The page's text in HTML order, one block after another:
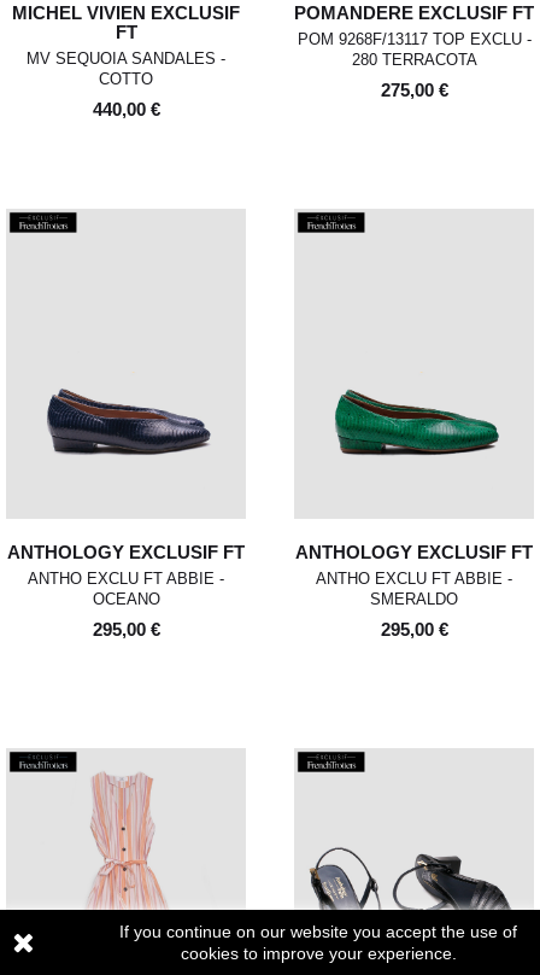
If you continue on our website you accept the use of
cookies to improve your experience.
MICHEL VIVIEN EXCLUSIF
FT
MV SEQUOIA SANDALES -
COTTO
440,00 €
POMANDERE EXCLUSIF FT
POM 9268F/13117 TOP EXCLU -
280 TERRACOTA
275,00 €
ANTHOLOGY EXCLUSIF FT
ANTHO EXCLU FT ABBIE -
OCEANO
295,00 €
ANTHOLOGY EXCLUSIF FT
ANTHO EXCLU FT ABBIE -
SMERALDO
295,00 €